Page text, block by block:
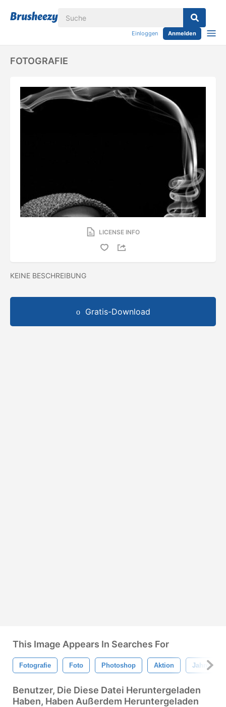
Einloggen Anmelden
FOTOGRAFIE
LICENSE INFO
KEINE BESCHREIBUNG
Gratis-Download
This Image Appears In Searches For
Fotografie Foto Photoshop Aktion Jahrgang
Benutzer, Die Diese Datei Heruntergeladen
Haben, Haben Außerdem Heruntergeladen